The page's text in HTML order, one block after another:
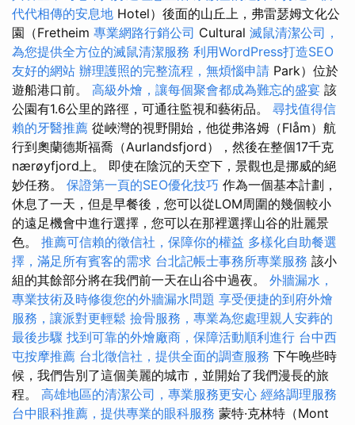
代代相傳的安息地 Hotel）後面的山丘上，弗雷瑟姆文化公
園（Fretheim 專業網路行銷公司 Cultural 滅鼠清潔公司，
為您提供全方位的滅鼠清潔服務 利用WordPress打造SEO
友好的網站 辦理護照的完整流程，無煩惱申請 Park）位於
遊船港口前。 高級外燴，讓每個聚會都成為難忘的盛宴 該
公園有1.6公里的路徑，可通往監視和藝術品。 尋找值得信
賴的牙醫推薦 從峽灣的視野開始，他從弗洛姆（Flåm）航
行到奧蘭德斯福喬（Aurlandsfjord），然後在整個17千克
nærøyfjord上。 即使在陰沉的天空下，景觀也是挪威的絕
妙任務。 保證第一頁的SEO優化技巧 作為一個基本計劃，
休息了一天，但是早餐後，您可以從LOM周圍的幾個較小
的遠足機會中進行選擇，您可以在那裡選擇山谷的壯麗景
色。 推薦可信賴的徵信社，保障你的權益 多樣化自助餐選
擇，滿足所有賓客的需求 台北記帳士事務所專業服務 該小
組的其餘部分將在我們前一天在山谷中過夜。 外牆漏水，
專業技術及時修復您的外牆漏水問題 享受便捷的到府外燴
服務，讓派對更輕鬆 撿骨服務，專業為您處理親人安葬的
最後步驟 找到可靠的外燴廠商，保障活動順利進行 台中西
屯按摩推薦 台北徵信社，提供全面的調查服務 下午晚些時
候，我們告別了這個美麗的城市，並開始了我們漫長的旅
程。 高雄地區的清潔公司，專業服務更安心 經絡調理服務
台中眼科推薦，提供專業的眼科服務 蒙特·克林特（Mont